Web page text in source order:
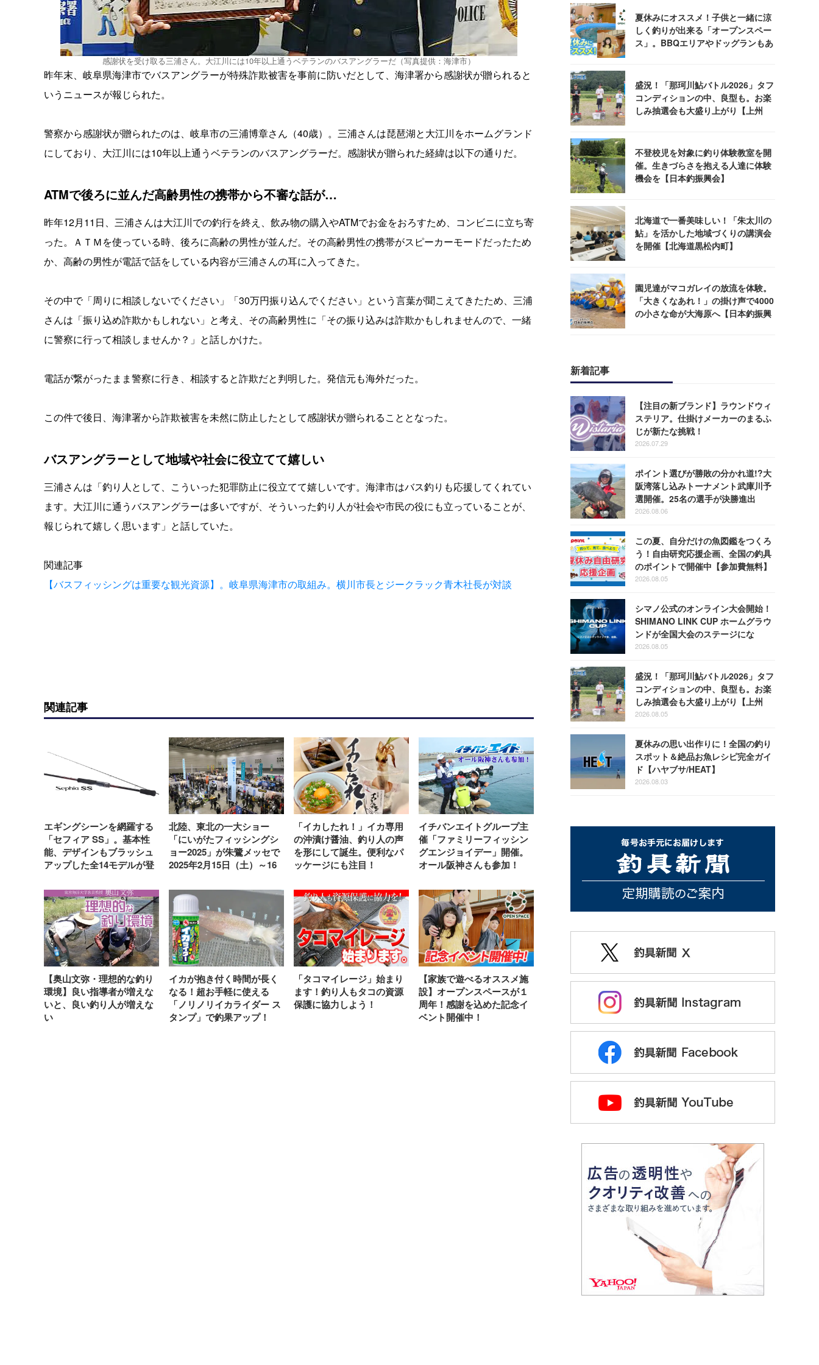
感謝状を受け取る三浦さん。大江川には10年以上通うベテランのバスアングラーだ（写真提供：海津市）
昨年末、岐阜県海津市でバスアングラーが特殊詐欺被害を事前に防いだとして、海津署から感謝状が贈られると
いうニュースが報じられた。
警察から感謝状が贈られたのは、岐阜市の三浦博章さん（40歳）。三浦さんは琵琶湖と大江川をホームグランド
にしており、大江川には10年以上通うベテランのバスアングラーだ。感謝状が贈られた経緯は以下の通りだ。
ATMで後ろに並んだ高齢男性の携帯から不審な話が…
昨年12月11日、三浦さんは大江川での釣行を終え、飲み物の購入やATMでお金をおろすため、コンビニに立ち寄
った。ＡＴＭを使っている時、後ろに高齢の男性が並んだ。その高齢男性の携帯がスピーカーモードだったため
か、高齢の男性が電話で話をしている内容が三浦さんの耳に入ってきた。
その中で「周りに相談しないでください」「30万円振り込んでください」という言葉が聞こえてきたため、三浦
さんは「振り込め詐欺かもしれない」と考え、その高齢男性に「その振り込みは詐欺かもしれませんので、一緒
に警察に行って相談しませんか？」と話しかけた。
電話が繋がったまま警察に行き、相談すると詐欺だと判明した。発信元も海外だった。
この件で後日、海津署から詐欺被害を未然に防止したとして感謝状が贈られることとなった。
バスアングラーとして地域や社会に役立てて嬉しい
三浦さんは「釣り人として、こういった犯罪防止に役立てて嬉しいです。海津市はバス釣りも応援してくれてい
ます。大江川に通うバスアングラーは多いですが、そういった釣り人が社会や市民の役にも立っていることが、
報じられて嬉しく思います」と話していた。
関連記事
【バスフィッシングは重要な観光資源】。岐阜県海津市の取組み。横川市長とジークラック青木社長が対談
関連記事
エギングシーンを網羅する
「セフィア SS」。基本性
能、デザインもブラッシュ
アップした全14モデルが登
北陸、東北の一大ショー
「にいがたフィッシングシ
ョー2025」が朱鷺メッセで
2025年2月15日（土）～16
「イカしたれ！」イカ専用
の沖漬け醤油、釣り人の声
を形にして誕生。便利なパ
ッケージにも注目！
イチバンエイトグループ主
催「ファミリーフィッシン
グエンジョイデー」開催。
オール阪神さんも参加！
【奥山文弥・理想的な釣り
環境】良い指導者が増えな
いと、良い釣り人が増えな
い
イカが抱き付く時間が長く
なる！超お手軽に使える
「ノリノリイカライダー ス
タンプ」で釣果アップ！
「タコマイレージ」始まり
ます！釣り人もタコの資源
保護に協力しよう！
【家族で遊べるオススメ施
設】オープンスペースが１
周年！感謝を込めた記念イ
ベント開催中！
夏休みにオススメ！子供と一緒に涼
しく釣りが出来る「オープンスペー
ス」。BBQエリアやドッグランもあ
盛況！「那珂川鮎バトル2026」タフ
コンディションの中、良型も。お楽
しみ抽選会も大盛り上がり【上州
不登校児を対象に釣り体験教室を開
催。生きづらさを抱える人達に体験
機会を【日本釣振興会】
北海道で一番美味しい！「朱太川の
鮎」を活かした地域づくりの講演会
を開催【北海道黒松内町】
園児達がマコガレイの放流を体験。
「大きくなあれ！」の掛け声で4000
の小さな命が大海原へ【日本釣振興
新着記事
【注目の新ブランド】ラウンドウィ
ステリア。仕掛けメーカーのまるふ
じが新たな挑戦！
2026.07.29
ポイント選びが勝敗の分かれ道!?大
阪湾落し込みトーナメント武庫川予
選開催。25名の選手が決勝進出
2026.08.06
この夏、自分だけの魚図鑑をつくろ
う！自由研究応援企画、全国の釣具
のポイントで開催中【参加費無料】
2026.08.05
シマノ公式のオンライン大会開始！
SHIMANO LINK CUP ホームグラウ
ンドが全国大会のステージにな
る！
2026.08.05
盛況！「那珂川鮎バトル2026」タフ
コンディションの中、良型も。お楽
しみ抽選会も大盛り上がり【上州
屋】
2026.08.05
夏休みの思い出作りに！全国の釣り
スポット＆絶品お魚レシピ完全ガイ
ド【ハヤブサ/HEAT】
2026.08.03